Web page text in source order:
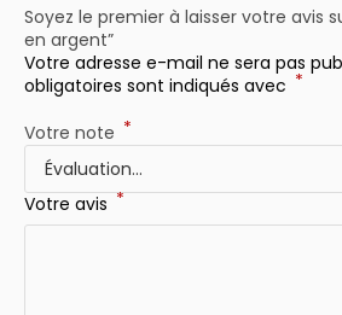
Soyez le premier à laisser votre avis
en argent”
Votre adresse e-mail ne sera pas
obligatoires sont indiqués avec *
Votre note *
Votre avis *